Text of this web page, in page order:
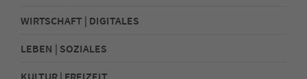
WIRTSCHAFT | DIGITALES
LEBEN | SOZIALES
KULTUR | FREIZEIT